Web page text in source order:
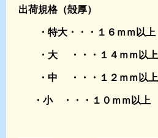
出荷規格（殻厚）
・特大・・・１６ｍｍ以上
・大 ・・・１４ｍｍ以上
・中 ・・・１２ｍｍ以上
・小 ・・・１０ｍｍ以上